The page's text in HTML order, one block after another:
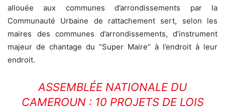
allouée aux communes d’arrondissements par la
Communauté Urbaine de rattachement sert, selon les
maires des communes d’arrondissements, d’instrument
majeur de chantage du ‘’Super Maire’’ à l’endroit à leur
endroit.
ASSEMBLÉE NATIONALE DU
CAMEROUN : 10 PROJETS DE LOIS